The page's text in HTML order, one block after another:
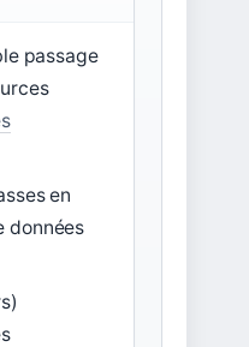
passage
en
données